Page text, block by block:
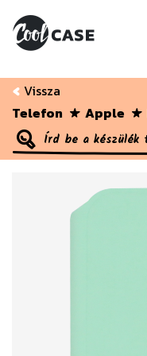
Vissza
Telefon
Apple